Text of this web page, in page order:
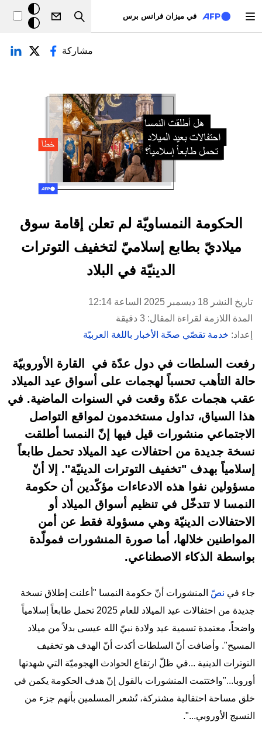
في ميزان فرانس برس
Search
خلفيّة
داكنة
التبويبات الأساسية
مشاركة
الحكومة النمساويّة لم تعلن إقامة سوق
ميلاديّ بطابع إسلاميّ لتخفيف التوترات
الدينيّة في البلاد
تاريخ النشر 18 ديسمبر 2025 الساعة 12:14
المدة اللازمة لقراءة المقال: 3 دقيقة
إعداد: خدمة تقصّي صحّة الأخبار باللغة العربيّة
رفعت السلطات في دول عدّة في القارة الأوروبيّة
حالة التأهب تحسباً لهجمات على أسواق عيد الميلاد
عقب هجمات عدّة وقعت في السنوات الماضية. في
هذا السياق، تداول مستخدمون لمواقع التواصل
الاجتماعي منشورات قيل فيها إنّ النمسا أطلقت
نسخة جديدة من احتفالات عيد الميلاد تحمل طابعاً
إسلامياً بهدف "تخفيف التوترات الدينيّة". إلا أنّ
مسؤولين نفوا هذه الادعاءات مؤكّدين أن حكومة
النمسا لا تتدخّل في تنظيم أسواق الميلاد أو
الاحتفالات الدينيّة وهي مسؤولة فقط عن أمن
المواطنين خلالها، أما صورة المنشورات فمولّدة
بواسطة الذكاء الاصطناعي.
جاء في نصّ المنشورات أنّ حكومة النمسا "أعلنت إطلاق نسخة
جديدة من احتفالات عيد الميلاد للعام 2025 تحمل طابعاً إسلامياً
واضحاً، معتمدة تسمية عيد ولادة نبيّ الله عيسى بدلاً من ميلاد
المسيح". وأضافت أنّ السلطات أكدت أنّ الهدف هو تخفيف
التوترات الدينية ...في ظلّ ارتفاع الحوادث الهجوميّة التي شهدتها
أوروبا..."واختتمت المنشورات بالقول إنّ هدف الحكومة يكمن في
خلق مساحة احتفالية مشتركة، تُشعر المسلمين بأنهم جزء من
النسيج الأوروبي...".